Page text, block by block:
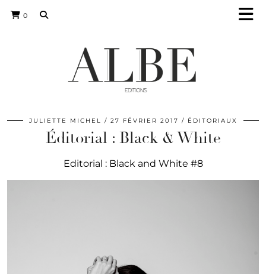
0
JULIETTE MICHEL 27 FÉVRIER 2017 ÉDITORIAUX
Éditorial : Black & White
Editorial : Black and White #8